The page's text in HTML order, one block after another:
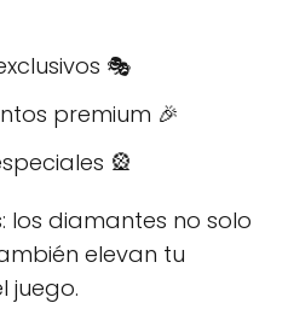
🎭
premium 🎉
🎡
los diamantes no solo
elevan tu
juego.